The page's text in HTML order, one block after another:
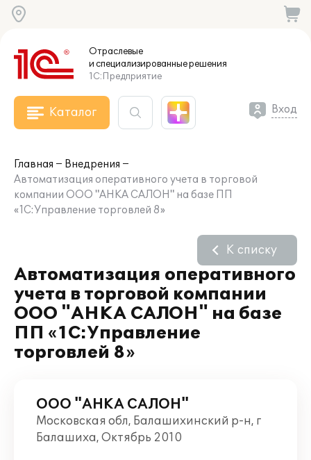
Отраслевые
и специализированныерешения
1С:Предприятие
Каталог Вход
Главная
Внедрения
Автоматизация оперативного учета в торговой
компании ООО "АНКА САЛОН" на базе ПП
«1С:Управление торговлей 8»
Автоматизация оперативного
учета в торговой компании
ООО "АНКА САЛОН" на базе
ПП «1С:Управление
торговлей 8»
К списку
ООО "АНКА САЛОН"
Московская обл, Балашихинский р-н, г
Балашиха, Октябрь 2010